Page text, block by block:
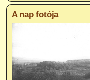
A nap fotója